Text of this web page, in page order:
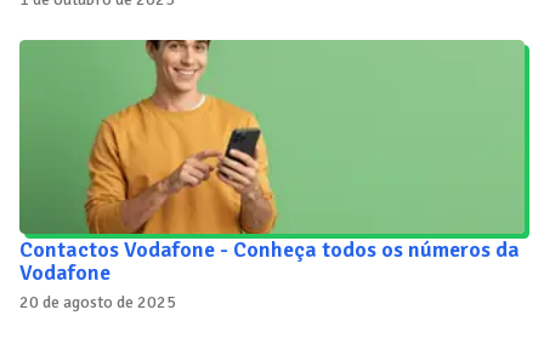
Contactos Vodafone - Conheça todos os números da
Vodafone
20 de agosto de 2025